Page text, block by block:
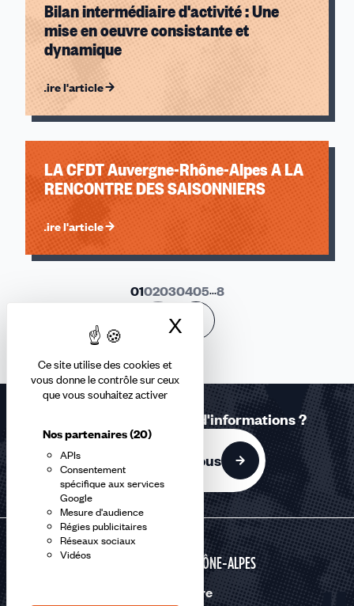
Ce site utilise des cookies et
vous donne le contrôle sur ceux
que vous souhaitez activer
Nos partenaires(20)
APIs
Consentement
spécifique aux services
Google
Mesure d'audience
Régies publicitaires
Réseaux sociaux
Vidéos
X Masquer le
Bilan intermédiaire d'activité : Une
mise en oeuvre consistante et
dynamique
Lire l'article
LA CFDT Auvergne-Rhône-Alpes A LA
RENCONTRE DES SAISONNIERS
Lire l'article
0102030405...8
Une question ? Besoin d'informations ?
Contactez-nous
AUVERGNE RHÔNE-ALPES
Nous suivre